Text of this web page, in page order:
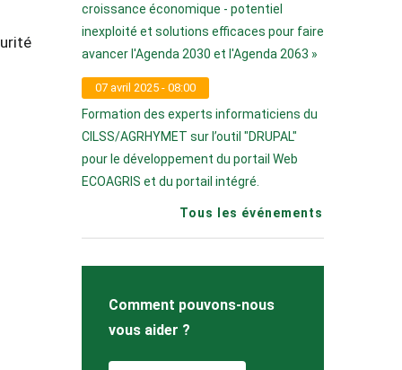
croissance économique - potentiel
inexploité et solutions efficaces pour faire
avancer l'Agenda 2030 et l'Agenda 2063 »
07 avril 2025 - 08:00
Formation des experts informaticiens du
CILSS/AGRHYMET sur l’outil "DRUPAL"
pour le développement du portail Web
ECOAGRIS et du portail intégré.
Tous les événements
Comment pouvons-nous
vous aider ?